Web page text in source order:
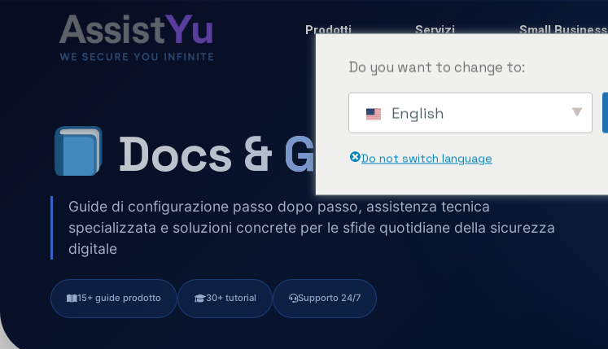
Prodotti Servizi Small Business
Docs & Guide
Guide di configurazione passo dopo passo, assistenza tecnica
specializzata e soluzioni concrete per le sfide quotidiane della sicurezza
digitale
15+ guide prodotto 30+ tutorial Supporto 24/7
Do you want to change to:
English
Do not switch language